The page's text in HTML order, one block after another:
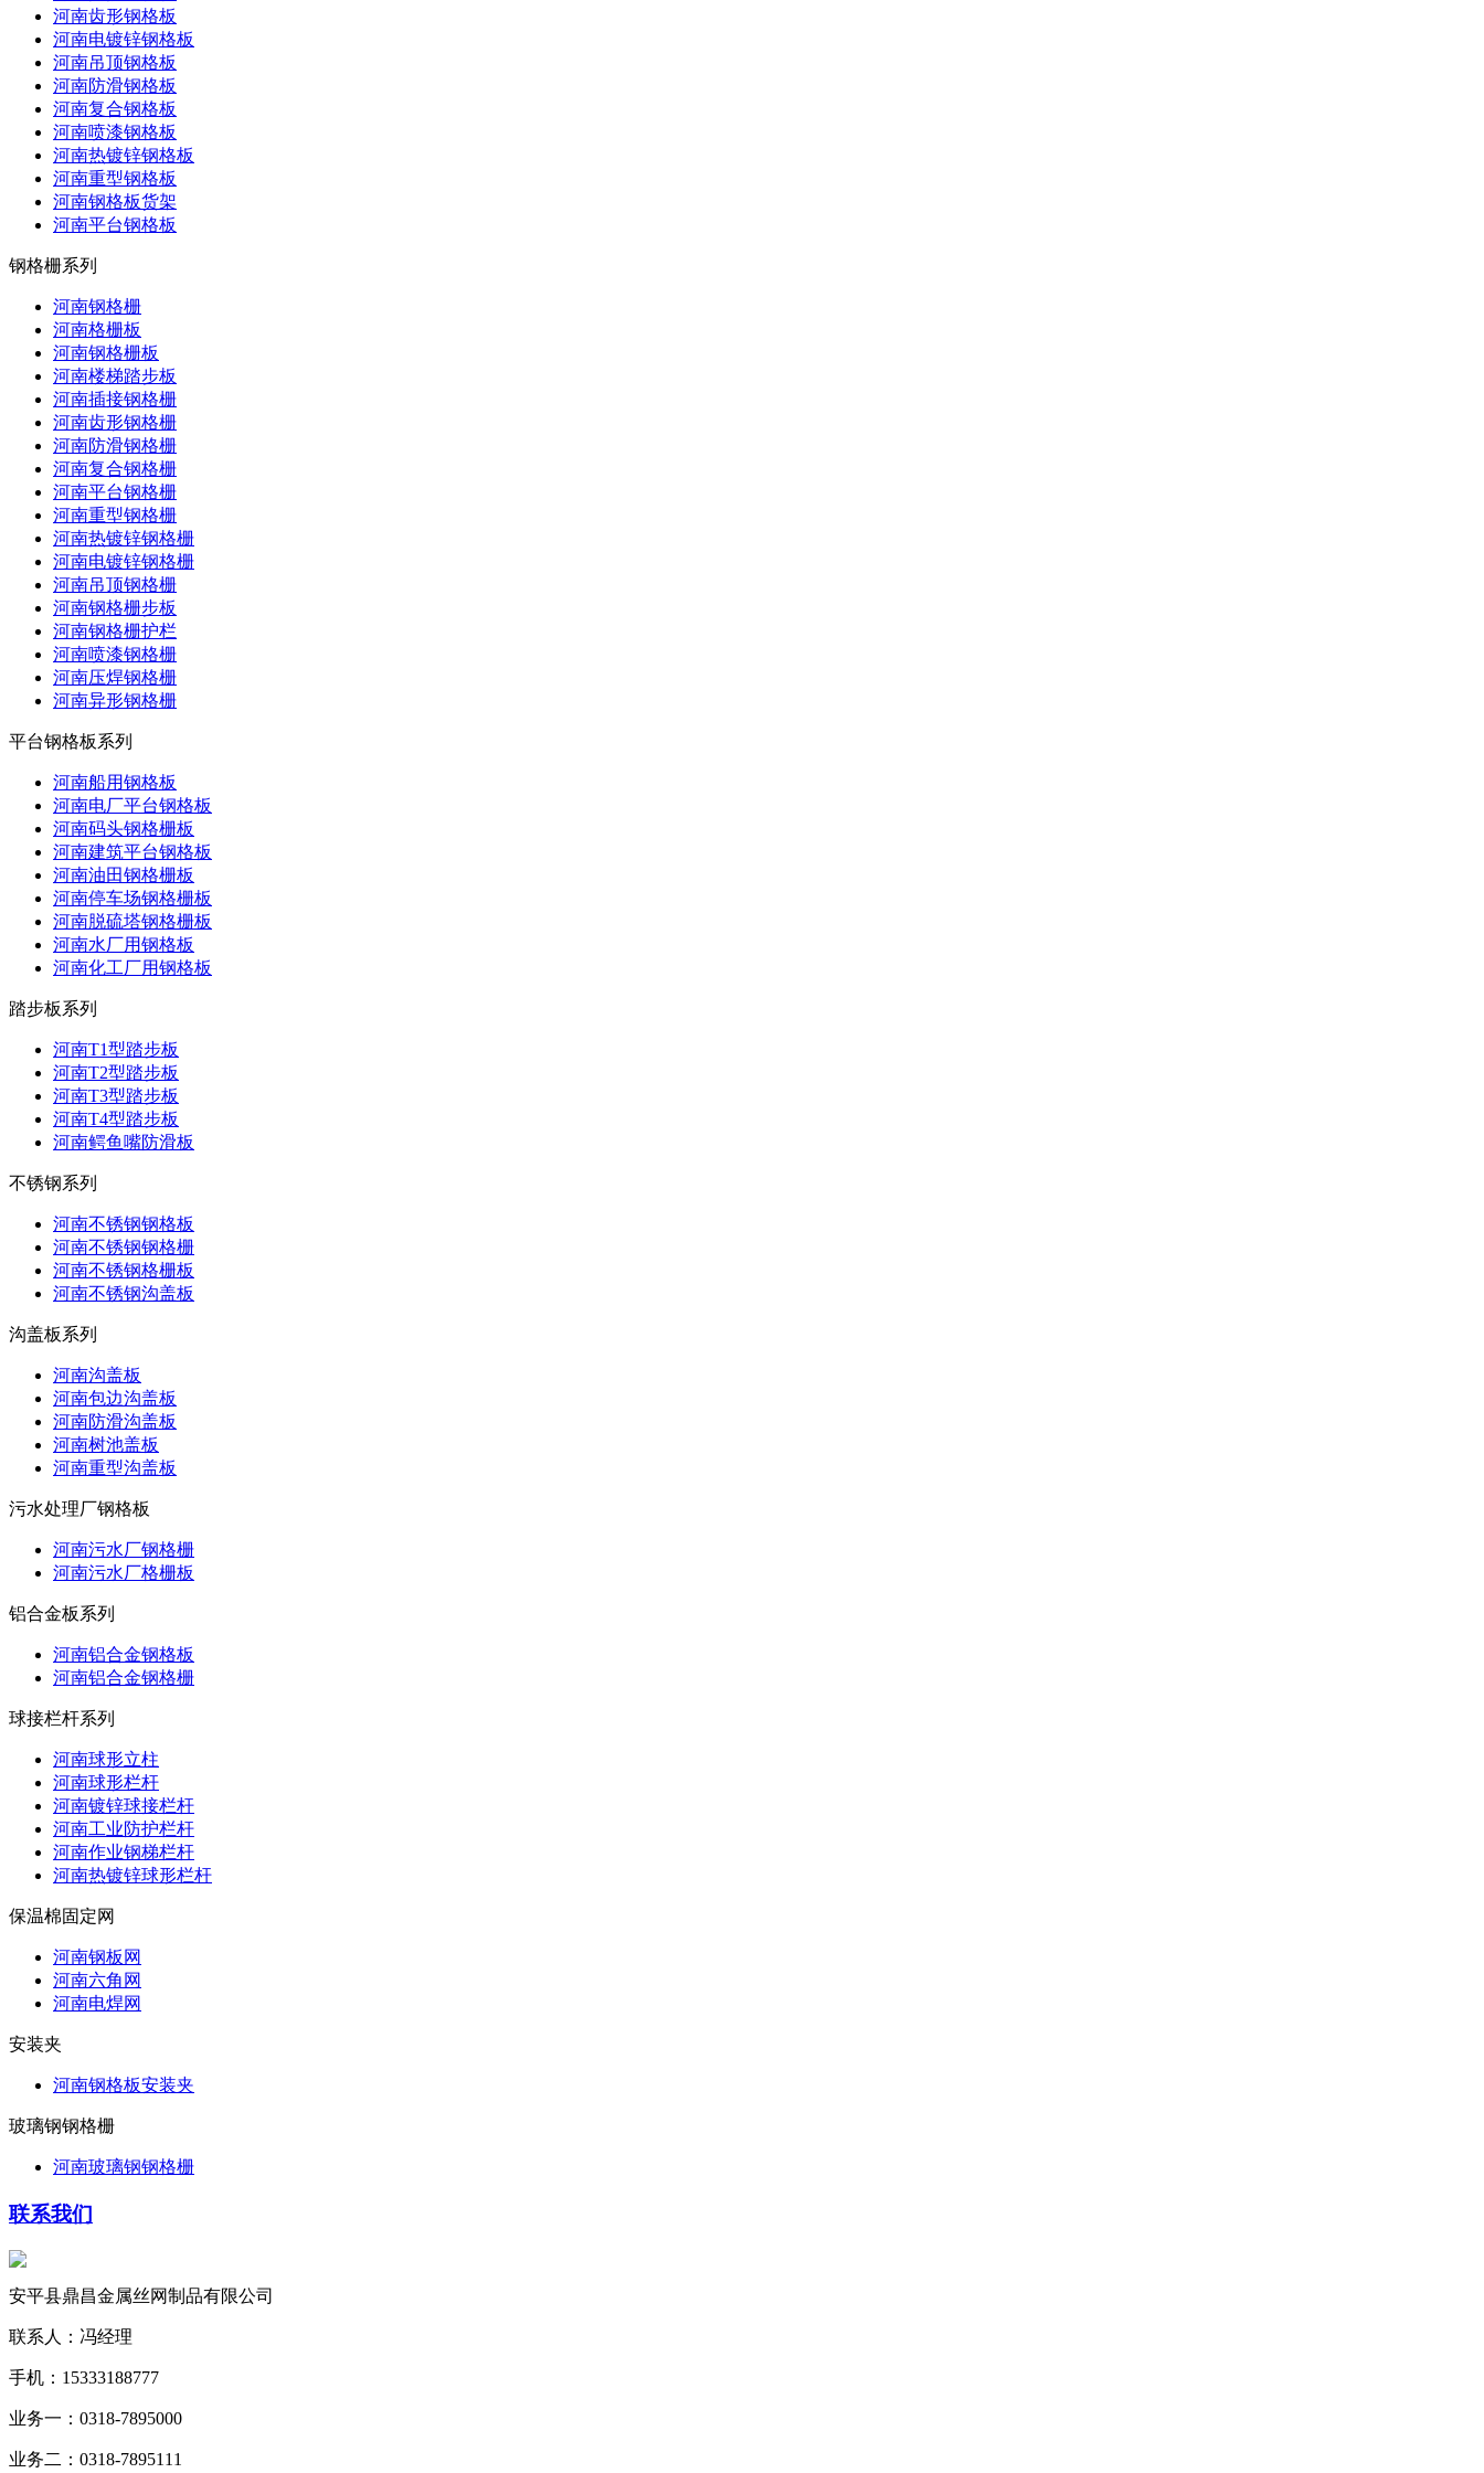
河南齿形钢格板
河南电镀锌钢格板
河南吊顶钢格板
河南防滑钢格板
河南复合钢格板
河南喷漆钢格板
河南热镀锌钢格板
河南重型钢格板
河南钢格板货架
河南平台钢格板
钢格栅系列
河南钢格栅
河南格栅板
河南钢格栅板
河南楼梯踏步板
河南插接钢格栅
河南齿形钢格栅
河南防滑钢格栅
河南复合钢格栅
河南平台钢格栅
河南重型钢格栅
河南热镀锌钢格栅
河南电镀锌钢格栅
河南吊顶钢格栅
河南钢格栅步板
河南钢格栅护栏
河南喷漆钢格栅
河南压焊钢格栅
河南异形钢格栅
平台钢格板系列
河南船用钢格板
河南电厂平台钢格板
河南码头钢格栅板
河南建筑平台钢格板
河南油田钢格栅板
河南停车场钢格栅板
河南脱硫塔钢格栅板
河南水厂用钢格板
河南化工厂用钢格板
踏步板系列
河南T1型踏步板
河南T2型踏步板
河南T3型踏步板
河南T4型踏步板
河南鳄鱼嘴防滑板
不锈钢系列
河南不锈钢钢格板
河南不锈钢钢格栅
河南不锈钢格栅板
河南不锈钢沟盖板
沟盖板系列
河南沟盖板
河南包边沟盖板
河南防滑沟盖板
河南树池盖板
河南重型沟盖板
污水处理厂钢格板
河南污水厂钢格栅
河南污水厂格栅板
铝合金板系列
河南铝合金钢格板
河南铝合金钢格栅
球接栏杆系列
河南球形立柱
河南球形栏杆
河南镀锌球接栏杆
河南工业防护栏杆
河南作业钢梯栏杆
河南热镀锌球形栏杆
保温棉固定网
河南钢板网
河南六角网
河南电焊网
安装夹
河南钢格板安装夹
玻璃钢钢格栅
河南玻璃钢钢格栅
联系我们
安平县鼎昌金属丝网制品有限公司
联系人：冯经理
手机：15333188777
业务一：0318-7895000
业务二：0318-7895111